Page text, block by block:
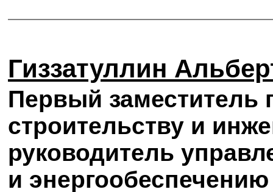
Гиззатуллин
Первый заместитель
строительству и
руководитель
и энергообеспечению